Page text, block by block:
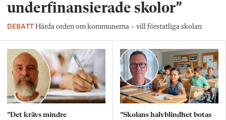
underfinansierade skolor”
DEBATT Hårda orden om kommunerna – vill förstatliga skolan
”Det krävs mindre
”Skolans halvblindhet botas